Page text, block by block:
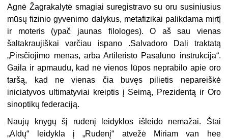
Agnė Žagrakalytė smagiai suregistravo su oru susiniusius
mūsų fizinio gyvenimo dalykus, metafizikai palikdama mirt|
ir moteris (ypač jaunas filologes). O aš sau vienas
šaltakraujiškai varčiau ispano .Salvadoro Dali traktatą
„Pirsčiojimo menas, arba Artileristo Pasalūno instrukcija“.
Gaila ir apmaudu, kad nė vienos lūpos neprabilo apie oro
taršą, kad ne vienas čia buvęs pilietis nepareiškė
iniciatyvos ultimatyviai kreiptis į Seimą, Prezidentą ir Oro
sinoptikų federaciją.
Naujų knygų šį rudenį leidyklos išleido nemažai. Štai
„Aldų“ leidykla į „Rudenį“ atvežė Miriam van hee